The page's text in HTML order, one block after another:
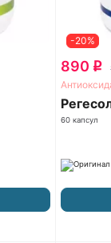
-20%
890 q
60 капсул